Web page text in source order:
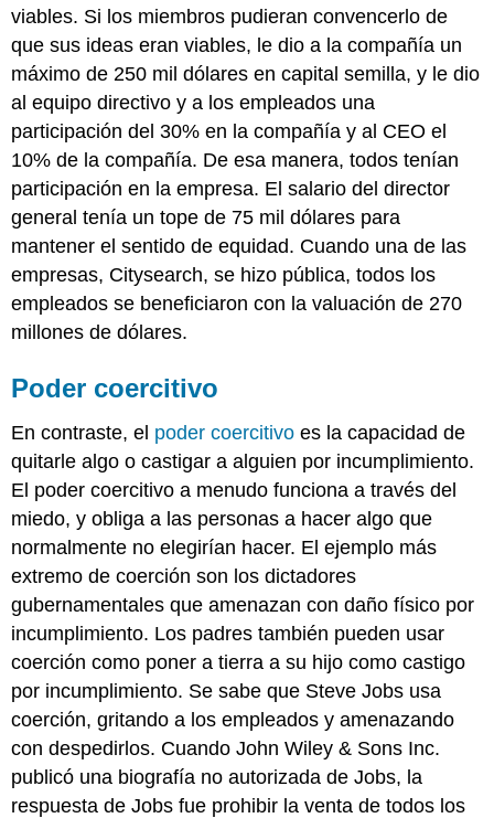
viables. Si los miembros pudieran convencerlo de
que sus ideas eran viables, le dio a la compañía un
máximo de 250 mil dólares en capital semilla, y le dio
al equipo directivo y a los empleados una
participación del 30% en la compañía y al CEO el
10% de la compañía. De esa manera, todos tenían
participación en la empresa. El salario del director
general tenía un tope de 75 mil dólares para
mantener el sentido de equidad. Cuando una de las
empresas, Citysearch, se hizo pública, todos los
empleados se beneficiaron con la valuación de 270
millones de dólares.
Poder coercitivo
En contraste, el poder coercitivo es la capacidad de
quitarle algo o castigar a alguien por incumplimiento.
El poder coercitivo a menudo funciona a través del
miedo, y obliga a las personas a hacer algo que
normalmente no elegirían hacer. El ejemplo más
extremo de coerción son los dictadores
gubernamentales que amenazan con daño físico por
incumplimiento. Los padres también pueden usar
coerción como poner a tierra a su hijo como castigo
por incumplimiento. Se sabe que Steve Jobs usa
coerción, gritando a los empleados y amenazando
con despedirlos. Cuando John Wiley & Sons Inc.
publicó una biografía no autorizada de Jobs, la
respuesta de Jobs fue prohibir la venta de todos los